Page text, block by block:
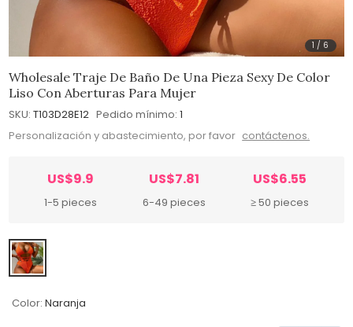
1 / 6
Wholesale Traje De Baño De Una Pieza Sexy De Color
Liso Con Aberturas Para Mujer
SKU: T103D28E12 Pedido mínimo: 1
Personalización y abastecimiento, por favor contáctenos.
US$9.9
1-5 pieces
US$7.81
6-49 pieces
US$6.55
≥ 50 pieces
Color: Naranja